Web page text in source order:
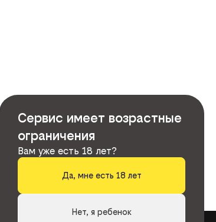
Сервис имеет возрастные
ограничения
Вам уже есть 18 лет?
Да, мне есть 18 лет
Нет, я ребенок